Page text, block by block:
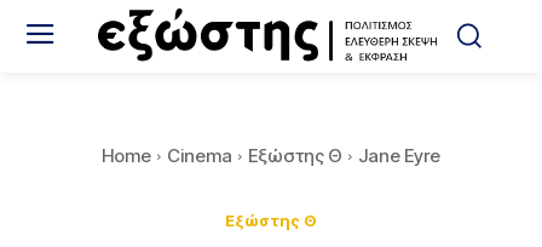
Home Cinema Εξώστης Θ Jane Eyre
Εξώστης Θ